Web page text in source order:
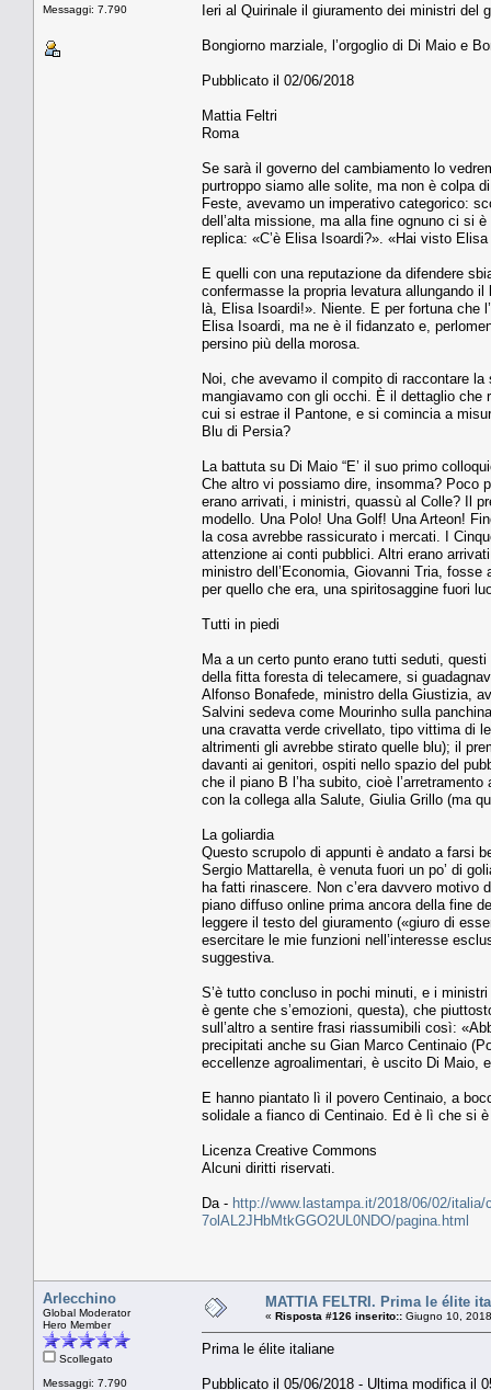
Messaggi: 7.790
Ieri al Quirinale il giuramento dei ministri del
Bongiorno marziale, l’orgoglio di Di Maio e
Pubblicato il 02/06/2018
Mattia Feltri
Roma
Se sarà il governo del cambiamento lo
purtroppo siamo alle solite, ma non è colpa
Feste, avevamo un imperativo categorico:
dell’alta missione, ma alla fine ognuno ci si
replica: «C’è Elisa Isoardi?». «Hai visto
E quelli con una reputazione da difendere
confermasse la propria levatura allungando
là, Elisa Isoardi!». Niente. E per fortuna che
Elisa Isoardi, ma ne è il fidanzato e,
persino più della morosa.
Noi, che avevamo il compito di raccontare
mangiavamo con gli occhi. È il dettaglio che
cui si estrae il Pantone, e si comincia a
Blu di Persia?
La battuta su Di Maio “E’ il suo primo
Che altro vi possiamo dire, insomma? Poco
erano arrivati, i ministri, quassù al Colle? Il
modello. Una Polo! Una Golf! Una Arteon!
la cosa avrebbe rassicurato i mercati. I
attenzione ai conti pubblici. Altri erano
ministro dell’Economia, Giovanni Tria,
per quello che era, una spiritosaggine fuori
Tutti in piedi
Ma a un certo punto erano tutti seduti,
della fitta foresta di telecamere, si
Alfonso Bonafede, ministro della Giustizia,
Salvini sedeva come Mourinho sulla
una cravatta verde crivellato, tipo vittima di
altrimenti gli avrebbe stirato quelle blu); il
davanti ai genitori, ospiti nello spazio del
che il piano B l’ha subito, cioè
con la collega alla Salute, Giulia Grillo (ma
La goliardia
Questo scrupolo di appunti è andato a farsi
Sergio Mattarella, è venuta fuori un po’ di
ha fatti rinascere. Non c’era davvero
piano diffuso online prima ancora della fine
leggere il testo del giuramento («giuro di
esercitare le mie funzioni nell’interesse
suggestiva.
S’è tutto concluso in pochi minuti, e i
è gente che s’emozioni, questa), che
sull’altro a sentire frasi riassumibili così:
precipitati anche su Gian Marco Centinaio
eccellenze agroalimentari, è uscito Di Maio,
E hanno piantato lì il povero Centinaio, a
solidale a fianco di Centinaio. Ed è lì che si
Licenza Creative Commons
Alcuni diritti riservati.
Da - http://www.lastampa.it/2018/06/02/
7olAL2JHbMtkGGO2UL0NDO/pagina.html
Arlecchino
Global Moderator
Hero Member
Scollegato
Messaggi: 7.790
MATTIA FELTRI. Prima le élite
« Risposta #126 inserito:: Giugno 10,
Prima le élite italiane
Pubblicato il 05/06/2018 - Ultima modifica il